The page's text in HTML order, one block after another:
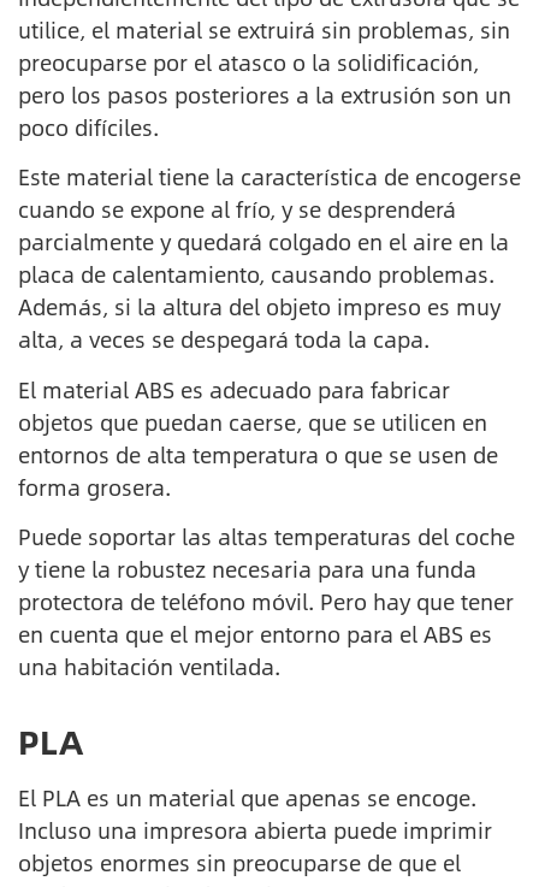
utilice, el material se extruirá sin problemas, sin
preocuparse por el atasco o la solidificación,
pero los pasos posteriores a la extrusión son un
poco difíciles.
Este material tiene la característica de encogerse
cuando se expone al frío, y se desprenderá
parcialmente y quedará colgado en el aire en la
placa de calentamiento, causando problemas.
Además, si la altura del objeto impreso es muy
alta, a veces se despegará toda la capa.
El material ABS es adecuado para fabricar
objetos que puedan caerse, que se utilicen en
entornos de alta temperatura o que se usen de
forma grosera.
Puede soportar las altas temperaturas del coche
y tiene la robustez necesaria para una funda
protectora de teléfono móvil. Pero hay que tener
en cuenta que el mejor entorno para el ABS es
una habitación ventilada.
PLA
El PLA es un material que apenas se encoge.
Incluso una impresora abierta puede imprimir
objetos enormes sin preocuparse de que el